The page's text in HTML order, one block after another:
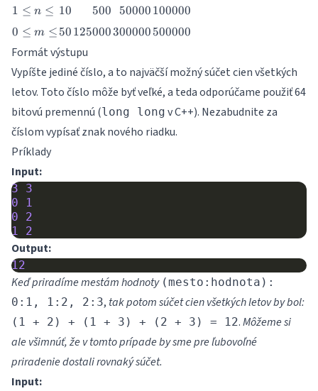
1
n
\leq
1 ≤ n ≤ 10
10 500
500 50000
50000 100000
100000
0
m
\leq
0 ≤ m ≤ 50
50 125000
125000 300000
300000 500000
500000
Formát výstupu
Vypíšte jediné číslo, a to najväčší možný súčet cien všetkých
letov. Toto číslo môže byť veľké, a teda odporúčame použiť 64
bitovú premennú (long long v C++). Nezabudnite za
číslom vypísať znak nového riadku.
Príklady
Input:
3
3
0
1
0
2
1
2
Output:
12
Keď priradíme mestám hodnoty (mesto:hodnota):
0:1, 1:2, 2:3, tak potom súčet cien všetkých letov by bol:
(1 + 2) + (1 + 3) + (2 + 3) = 12.Môžeme si
ale všimnúť, že v tomto prípade by sme pre ľubovoľné
priradenie dostali rovnaký súčet.
Input: